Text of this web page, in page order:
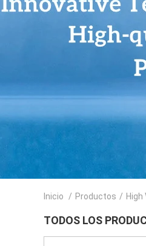
Inicio / Productos /
TODOS LOS